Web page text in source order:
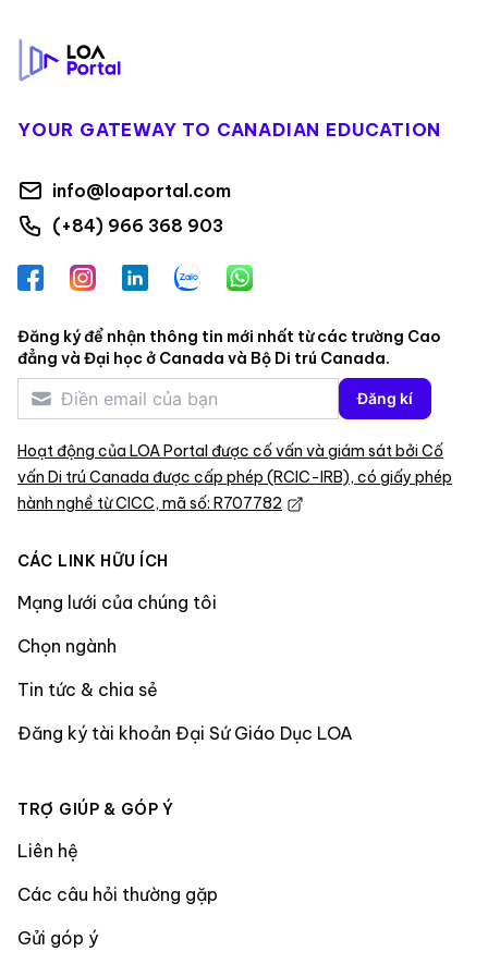
YOUR GATEWAY TO CANADIAN EDUCATION
info@loaportal.com
(+84) 966 368 903
FacebookInstagramLinkedInZalo WhatsApp
Đăng ký để nhận thông tin mới nhất từ các trường Cao
đẳng và Đại học ở Canada và Bộ Di trú Canada.
Đăng kí
Hoạt động của LOA Portal được cố vấn và giám sát bởi Cố
vấn Di trú Canada được cấp phép (RCIC-IRB), có giấy phép
hành nghề từ CICC, mã số: R707782
CÁC LINK HỮU ÍCH
Mạng lưới của chúng tôi
Chọn ngành
Tin tức & chia sẻ
Đăng ký tài khoản Đại Sứ Giáo Dục LOA
TRỢ GIÚP & GÓP Ý
Liên hệ
Các câu hỏi thường gặp
Gửi góp ý